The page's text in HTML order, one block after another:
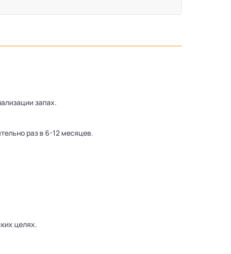
запах.
раз в 6-12 месяцев.
целях.